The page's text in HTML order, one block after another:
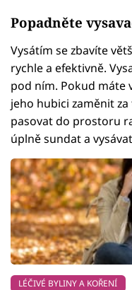
Popadněte
Vysátím se zbavíte
rychle a efektivně.
pod ním. Pokud máte
jeho hubici zaměnit
pasovat do prostoru
úplně sundat a
LÉČIVÉ BYLINY A KOŘENÍ